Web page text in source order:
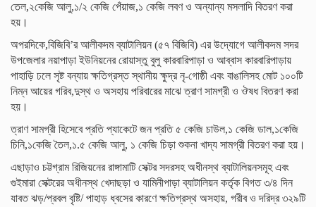
তেল,২কেজি আলু,১/২ কেজি পেঁয়াজ,১ কেজি লবণ ও অন্যান্য মসলাদি বিতরণ করা
হয়।
অপরদিকে,বিজিবি’র আলীকদম ব্যাটালিয়ন (৫৭ বিজিবি) এর উদ্যোগে আলীকদম সদর
উপজেলার নয়াপাড়া ইউনিয়নের রোয়াস্তু বুলু কারবারিপাড়া ও আব্বাস কারবারিপাড়ায়
পাহাড়ি ঢলে সৃষ্ট বন্যায় ক্ষতিগ্রস্ত স্থানীয় ক্ষুদ্র নৃ-গোষ্ঠী এবং বাঙালিসহ মোট ১০০টি
নিম্ন আয়ের গরিব,দুস্থ ও অসহায় পরিবারের মাঝে ত্রাণ সামগ্রী ও ঔষধ বিতরণ করা
হয়।
ত্রাণ সামগ্রী হিসেবে প্রতি প্যাকেটে জন প্রতি ৫ কেজি চাউল,১ কেজি ডাল,১কেজি
চিনি,১কেজি তৈল,১.৫ কেজি আলু, ১ কেজি চিড়া শুকনা খাদ্য সামগ্রী বিতরণ করা হয়।
এছাড়াও চট্টগ্রাম রিজিয়নের রাঙ্গামাটি সেক্টর সদরসহ অধীনস্থ ব্যাটালিয়নসমূহ এবং
গুইমারা সেক্টরের অধীনস্থ খেদাছড়া ও যামিনীপাড়া ব্যাটালিয়ন কর্তৃক বিগত ৩/৪ দিন
যাবত ঝড়/প্রবল বৃষ্টি/ পাহাড় ধ্বসের কারণে ক্ষতিগ্রস্থ অসহায়, গরীব ও দরিদ্র ৩২৯টি